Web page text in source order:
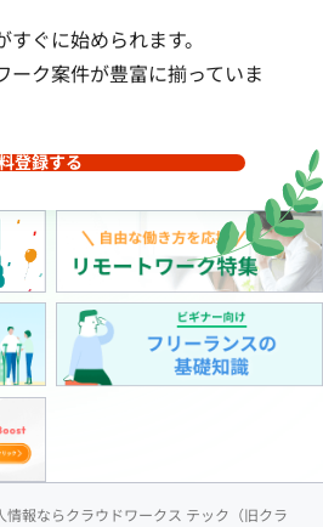
ぐに始められます。
ーク案件が豊富に揃っていま
登録する
情報ならクラウドワークス テック（旧クラ